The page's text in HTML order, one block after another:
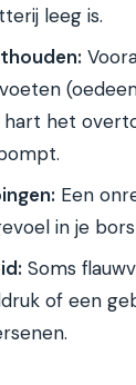
leeg is.
hart het
Een
in je
Soms
of een